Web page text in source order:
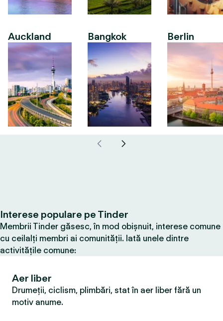
Auckland Bangkok Berlin
Interese populare pe Tinder
Membrii Tinder găsesc, în mod obișnuit, interese comune
cu ceilalți membri ai comunității. Iată unele dintre
activitățile comune:
Aer liber
Drumeții, ciclism, plimbări, stat în aer liber fără un
motiv anume.